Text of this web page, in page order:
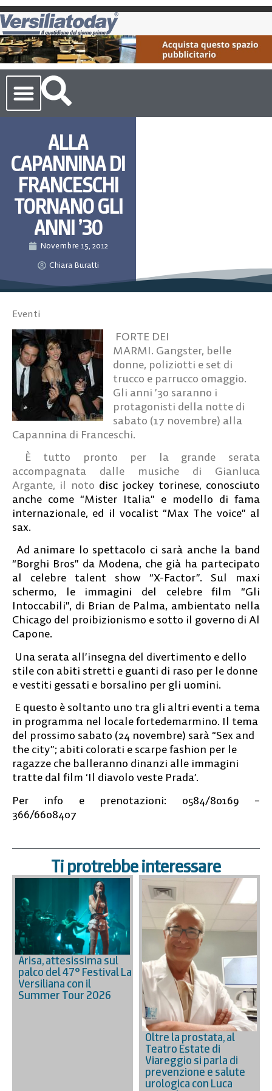
ALLA
CAPANNINA DI
FRANCESCHI
TORNANO GLI
ANNI ’30
Novembre 15, 2012
Chiara Buratti
Eventi
FORTE DEI
MARMI. Gangster, belle
donne, poliziotti e set di
trucco e parrucco omaggio.
Gli anni ’30 saranno i
protagonisti della notte di
sabato (17 novembre) alla
Capannina di Franceschi.
È tutto pronto per la grande serata
accompagnata dalle musiche di Gianluca
Argante, il noto disc jockey torinese, conosciuto
anche come “Mister Italia” e modello di fama
internazionale, ed il vocalist “Max The voice” al
sax.
Ad animare lo spettacolo ci sarà anche la band
“Borghi Bros” da Modena, che già ha partecipato
al celebre talent show “X-Factor”. Sul maxi
schermo, le immagini del celebre film “Gli
Intoccabili”, di Brian de Palma, ambientato nella
Chicago del proibizionismo e sotto il governo di Al
Capone.
Una serata all’insegna del divertimento e dello
stile con abiti stretti e guanti di raso per le donne
e vestiti gessati e borsalino per gli uomini.
E questo è soltanto uno tra gli altri eventi a tema
in programma nel locale fortedemarmino. Il tema
del prossimo sabato (24 novembre) sarà “Sex and
the city”; abiti colorati e scarpe fashion per le
ragazze che balleranno dinanzi alle immagini
tratte dal film ‘Il diavolo veste Prada’.
Per info e prenotazioni: 0584/80169 –
366/6608407
Ti protrebbe interessare
Arisa, attesissima sul
palco del 47° Festival La
Versiliana con il
Summer Tour 2026
Oltre la prostata, al
Teatro Estate di
Viareggio si parla di
prevenzione e salute
urologica con Luca